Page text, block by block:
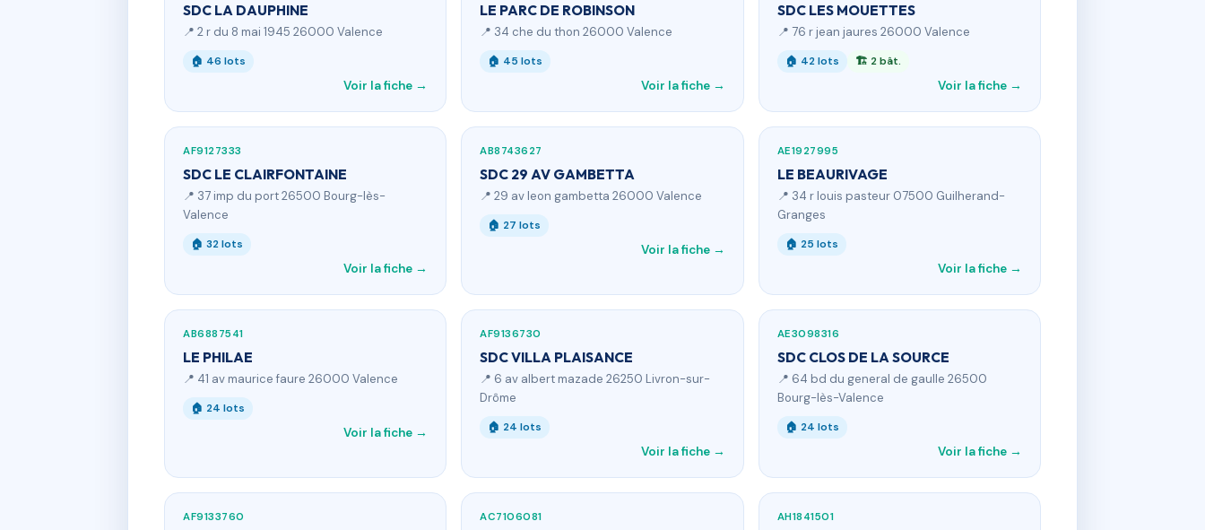
SDC LA DAUPHINE
📍 2 r du 8 mai 1945 26000 Valence
🏠 46 lots
Voir la fiche →
LE PARC DE ROBINSON
📍 34 che du thon 26000 Valence
🏠 45 lots
Voir la fiche →
SDC LES MOUETTES
📍 76 r jean jaures 26000 Valence
🏠 42 lots 🏗 2 bât.
Voir la fiche →
AF9127333
SDC LE CLAIRFONTAINE
📍 37 imp du port 26500 Bourg-lès-
Valence
🏠 32 lots
Voir la fiche →
AB8743627
SDC 29 AV GAMBETTA
📍 29 av leon gambetta 26000 Valence
🏠 27 lots
Voir la fiche →
AE1927995
LE BEAURIVAGE
📍 34 r louis pasteur 07500 Guilherand-
Granges
🏠 25 lots
Voir la fiche →
AB6887541
LE PHILAE
📍 41 av maurice faure 26000 Valence
🏠 24 lots
Voir la fiche →
AF9136730
SDC VILLA PLAISANCE
📍 6 av albert mazade 26250 Livron-sur-
Drôme
🏠 24 lots
Voir la fiche →
AE3098316
SDC CLOS DE LA SOURCE
📍 64 bd du general de gaulle 26500
Bourg-lès-Valence
🏠 24 lots
Voir la fiche →
AF9133760 AC7106081 AH1841501